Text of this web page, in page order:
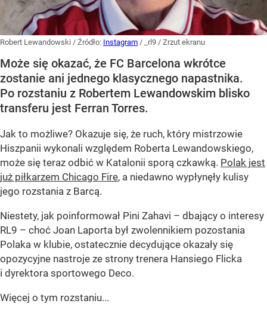
Robert Lewandowski / Źródło: Instagram / _rl9 / Zrzut ekranu
Może się okazać, że FC Barcelona wkrótce
zostanie ani jednego klasycznego napastnika.
Po rozstaniu z Robertem Lewandowskim blisko
transferu jest Ferran Torres.
Jak to możliwe? Okazuje się, że ruch, który mistrzowie
Hiszpanii wykonali względem Roberta Lewandowskiego,
może się teraz odbić w Katalonii sporą czkawką. Polak jest
już piłkarzem Chicago Fire, a niedawno wypłynęły kulisy
jego rozstania z Barcą.
Niestety, jak poinformował Pini Zahavi – dbający o interesy
RL9 – choć Joan Laporta był zwolennikiem pozostania
Polaka w klubie, ostatecznie decydujące okazały się
opozycyjne nastroje ze strony trenera Hansiego Flicka
i dyrektora sportowego Deco.
Więcej o tym rozstaniu...